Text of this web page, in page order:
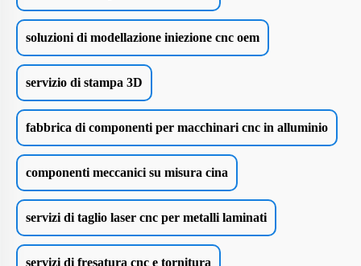
soluzioni di modellazione iniezione cnc oem
servizio di stampa 3D
fabbrica di componenti per macchinari cnc in alluminio
componenti meccanici su misura cina
servizi di taglio laser cnc per metalli laminati
servizi di fresatura cnc e tornitura